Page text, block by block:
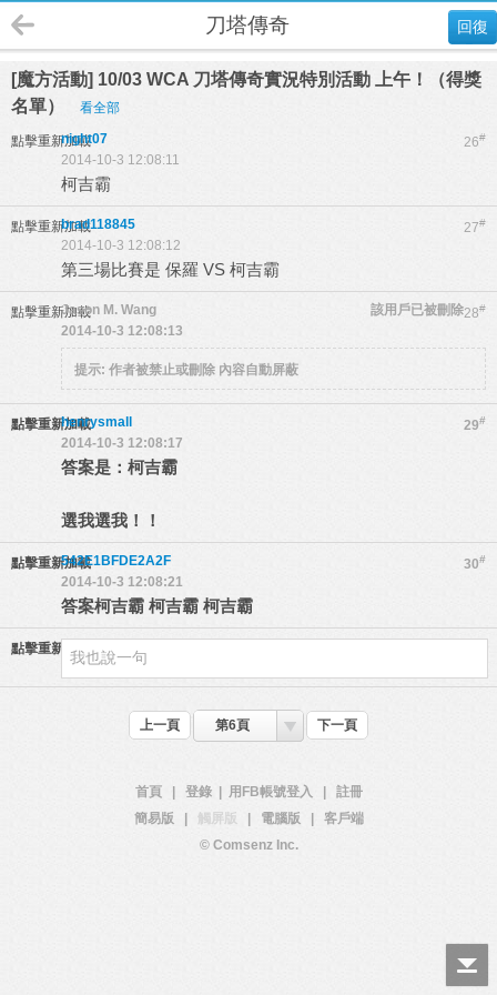
回復
刀塔傳奇
[魔方活動] 10/03 WCA 刀塔傳奇實況特別活動 上午！（得獎
名單）
看全部
點擊重新加載 26#
night07
2014-10-3 12:08:11
柯吉霸
點擊重新加載 27#
brad118845
2014-10-3 12:08:12
第三場比賽是 保羅 VS 柯吉霸
點擊重新加載 28#
Jason M. Wang
該用戶已被刪除
2014-10-3 12:08:13
提示: 作者被禁止或刪除 內容自動屏蔽
點擊重新加載 29#
henrysmall
2014-10-3 12:08:17
答案是：柯吉霸
選我選我！！
點擊重新加載 30#
542E1BFDE2A2F
2014-10-3 12:08:21
答案柯吉霸 柯吉霸 柯吉霸
點擊重新加載
上一頁 第6頁 下一頁
首頁 登錄 用FB帳號登入
註冊
簡易版
觸屏版 電腦版
客戶端
© Comsenz Inc.